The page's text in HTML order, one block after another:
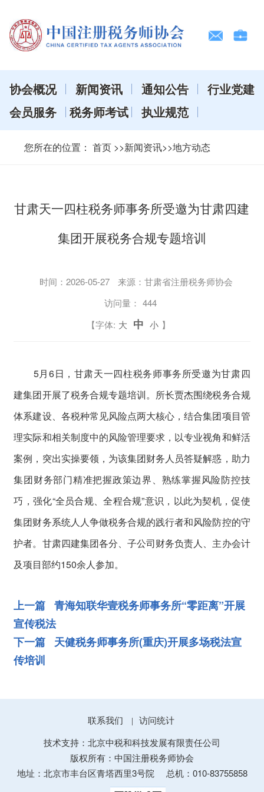
协会概况 新闻资讯 通知公告
行业党建
会员服务
税务师考试 执业规范
您所在的位置： 首页 >>新闻资讯>>地方动态
甘肃天一四柱税务师事务所受邀为甘肃四建
集团开展税务合规专题培训
时间： 2026-05-27
来源：甘肃省注册税务师协会
访问量： 444
【字体: 大 中 小 】
5月6日，甘肃天一四柱税务师事务所受邀为甘肃四
建集团开展了税务合规专题培训。所长贾杰围绕税务合规
体系建设、各税种常见风险点两大核心，结合集团项目管
理实际和相关制度中的风险管理要求，以专业视角和鲜活
案例，突出实操要领，为该集团财务人员答疑解惑，助力
集团财务部门精准把握政策边界、熟练掌握风险防控技
巧，强化“全员合规、全程合规”意识，以此为契机，促使
集团财务系统人人争做税务合规的践行者和风险防控的守
护者。甘肃四建集团各分、子公司财务负责人、主办会计
及项目部约150余人参加。
上一篇 青海知联华壹税务师事务所“零距离”开展
宣传税法
下一篇 天健税务师事务所(重庆)开展多场税法宣
传培训
联系我们 |
访问统计
技术支持：北京中税和科技发展有限责任公司
版权所有：中国注册税务师协会
地址：北京市丰台区青塔西里3号院
总机：010-83755858